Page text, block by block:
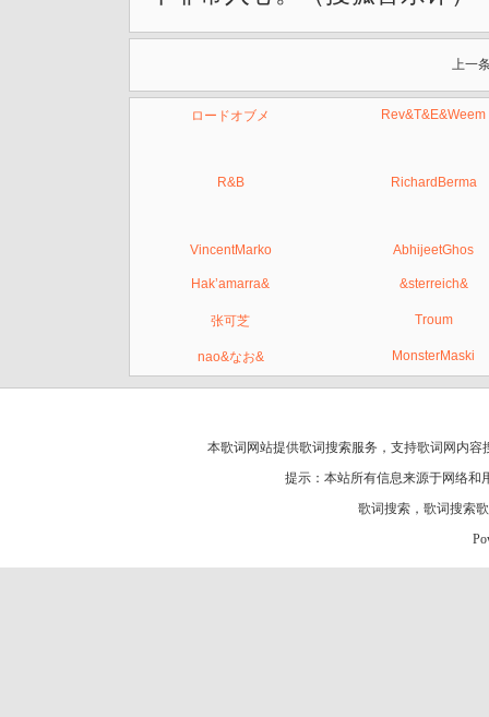
上一
ロードオブメ Rev&T&E&Weem
R&B RichardBerma
VincentMarko AbhijeetGhos
Hak’amarra& &sterreich&
张可芝 Troum
nao&なお& MonsterMaski
本歌词网站提供歌词搜索服务，支持歌词网 内容
提示：本站所有信息来源于网络
歌词搜索 ， 歌词搜索